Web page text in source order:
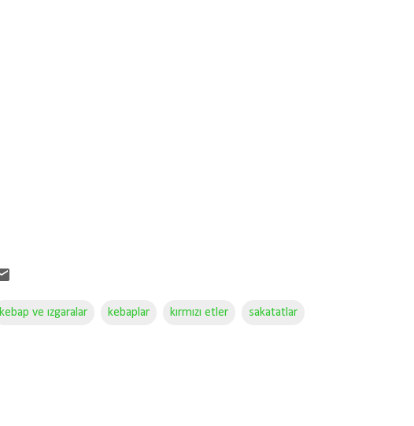
kebap ve ızgaralar kebaplar kırmızı etler sakatatlar